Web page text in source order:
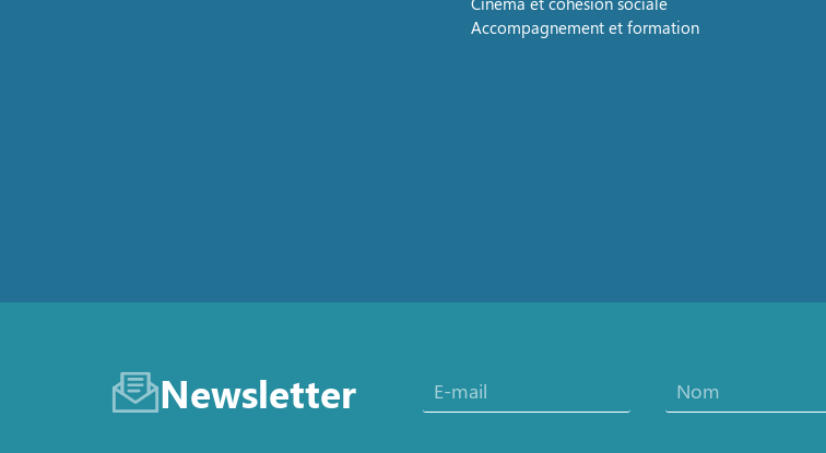
Accompagnement et formation
Newsletter